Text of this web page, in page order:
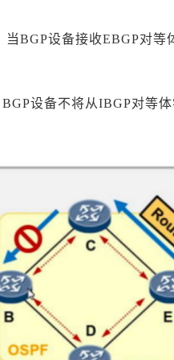
BGP设备接收EBGP对
设备不将从IBGP对等